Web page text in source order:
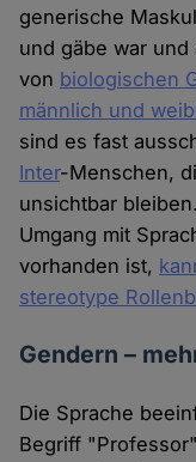
generische
und gäbe war
von biologischen
männlich und
sind es fast
Inter-Menschen,
unsichtbar
Umgang mit
vorhanden ist,
stereotype
Gendern –
Die Sprache
Begriff